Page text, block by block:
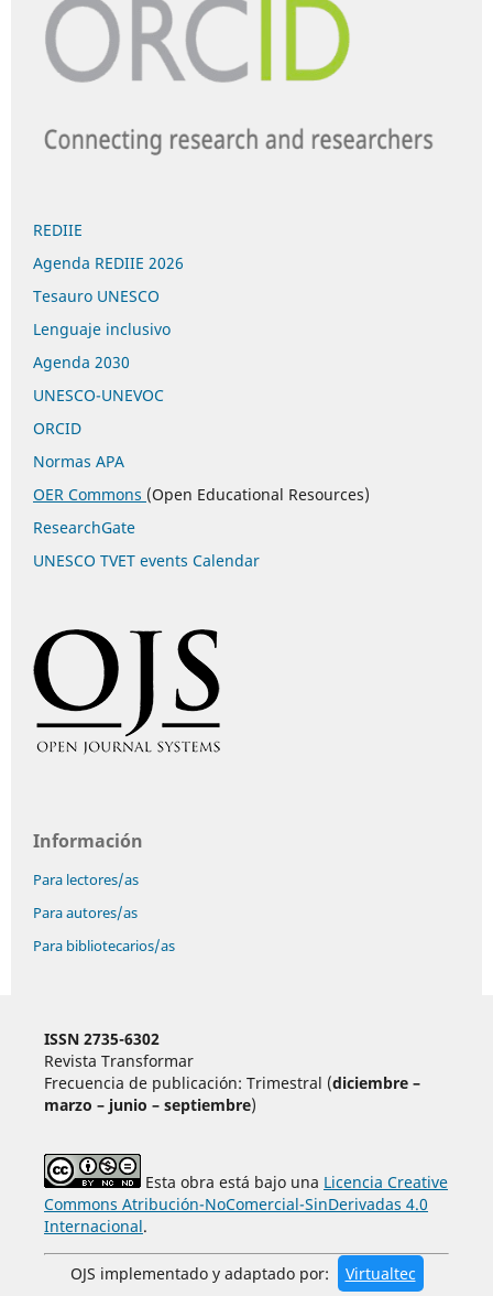
REDIIE
Agenda REDIIE 2026
Tesauro UNESCO
Lenguaje inclusivo
Agenda 2030
UNESCO-UNEVOC
ORCID
Normas APA
OER Commons (Open Educational Resources)
ResearchGate
UNESCO TVET events Calendar
Información
Para lectores/as
Para autores/as
Para bibliotecarios/as
ISSN 2735-6302
Revista Transformar
Frecuencia de publicación: Trimestral (diciembre –
marzo – junio – septiembre)
Esta obra está bajo una Licencia Creative
Commons Atribución-NoComercial-SinDerivadas 4.0
Internacional.
OJS implementado y adaptado por: Virtualtec